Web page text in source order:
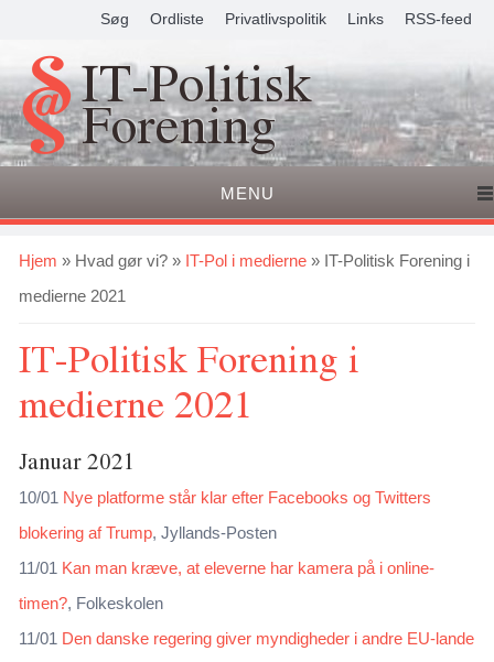
Søg Ordliste Privatlivspolitik Links RSS-feed
IT-Politisk
Forening
MENU
Du er her
Hjem » Hvad gør vi? » IT-Pol i medierne » IT-Politisk Forening i
medierne 2021
IT-Politisk Forening i
medierne 2021
Januar 2021
10/01 Nye platforme står klar efter Facebooks og Twitters
blokering af Trump, Jyllands-Posten
11/01 Kan man kræve, at eleverne har kamera på i online-
timen?, Folkeskolen
11/01 Den danske regering giver myndigheder i andre EU-lande